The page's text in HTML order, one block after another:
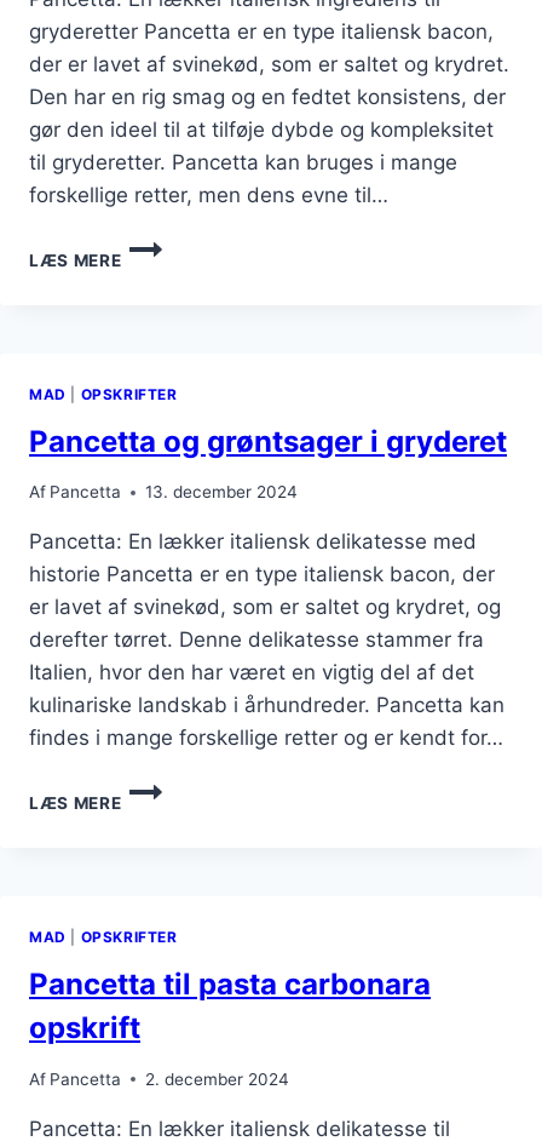
gryderetter Pancetta er en type italiensk bacon,
der er lavet af svinekød, som er saltet og krydret.
Den har en rig smag og en fedtet konsistens, der
gør den ideel til at tilføje dybde og kompleksitet
til gryderetter. Pancetta kan bruges i mange
forskellige retter, men dens evne til…
LÆS MERE
PANCETTA
TIL
MAD OPSKRIFTER
Pancetta og grøntsager i gryderet
Af Pancetta 13. december 2024
Pancetta: En lækker italiensk delikatesse med
historie Pancetta er en type italiensk bacon, der
er lavet af svinekød, som er saltet og krydret, og
derefter tørret. Denne delikatesse stammer fra
Italien, hvor den har været en vigtig del af det
kulinariske landskab i århundreder. Pancetta kan
findes i mange forskellige retter og er kendt for…
LÆS MERE
PANCETTA
OG
MAD OPSKRIFTER
Pancetta til pasta carbonara
opskrift
Af Pancetta 2. december 2024
Pancetta: En lækker italiensk delikatesse til